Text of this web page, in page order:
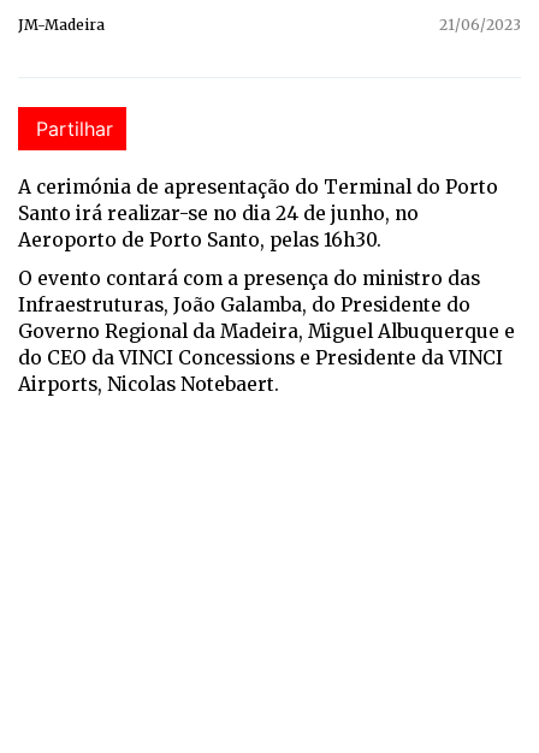
JM-Madeira 21/06/2023
Partilhar
A cerimónia de apresentação do Terminal do Porto
Santo irá realizar-se no dia 24 de junho, no
Aeroporto de Porto Santo, pelas 16h30.
O evento contará com a presença do ministro das
Infraestruturas, João Galamba, do Presidente do
Governo Regional da Madeira, Miguel Albuquerque e
do CEO da VINCI Concessions e Presidente da VINCI
Airports, Nicolas Notebaert.